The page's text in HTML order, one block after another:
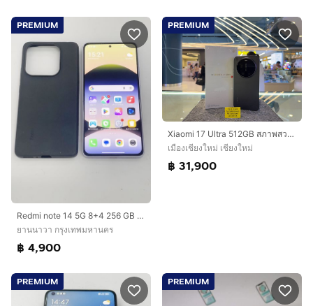
PREMIUM
Redmi note 14 5G 8+4 256 GB ประกันนาน ม่วง สภาพเยี่ยม ราคาถูกใจ
ยานนาวา กรุงเทพมหานคร
฿ 4,900
PREMIUM
Xiaomi 17 Ultra 512GB สภาพสวยมาก ประกันศูนย์ไทย10เดือน ครบกล่อง
เมืองเชียงใหม่ เชียงใหม่
฿ 31,900
PREMIUM PREMIUM